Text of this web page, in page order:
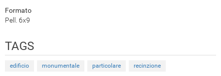
Formato
Pell. 6x9
TAGS
edificio monumentale particolare recinzione